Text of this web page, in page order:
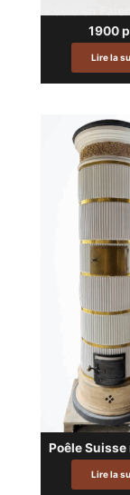
1900
Lire la
Poêle
Lire la